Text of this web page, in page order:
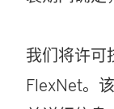
我们将许可
FlexNet。